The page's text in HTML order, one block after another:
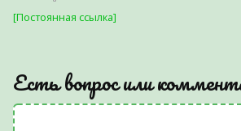
[Постоянная ссылка]
Есть вопрос или